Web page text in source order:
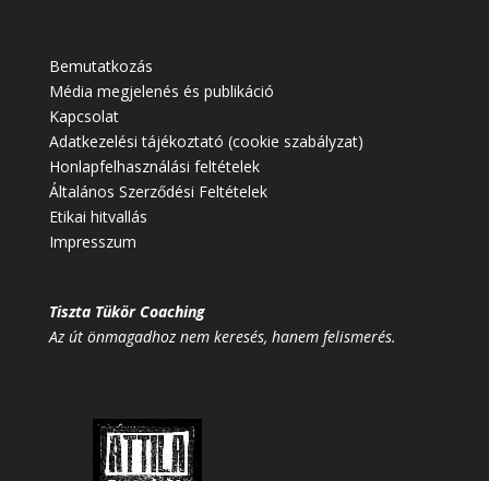
Bemutatkozás
Média megjelenés és publikáció
Kapcsolat
Adatkezelési tájékoztató (cookie szabályzat)
Honlapfelhasználási feltételek
Általános Szerződési Feltételek
Etikai hitvallás
Impresszum
Tiszta Tükör Coaching
Az út önmagadhoz nem keresés, hanem felismerés.